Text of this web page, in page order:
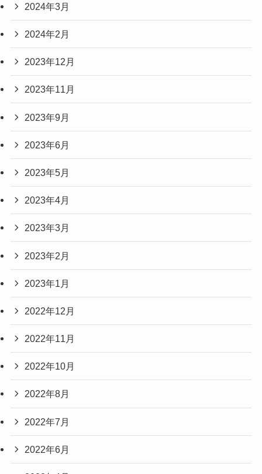
2024年3月
2024年2月
2023年12月
2023年11月
2023年9月
2023年6月
2023年5月
2023年4月
2023年3月
2023年2月
2023年1月
2022年12月
2022年11月
2022年10月
2022年8月
2022年7月
2022年6月